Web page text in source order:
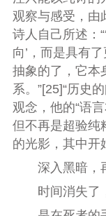
观察与感受，由
诗人自己所述：
向’，而是具有
抽象的了，它本
系。”[25]“历史
观念，他的“语
但不再是超验纯
的光影，其中开
深入黑暗，
时间消失了